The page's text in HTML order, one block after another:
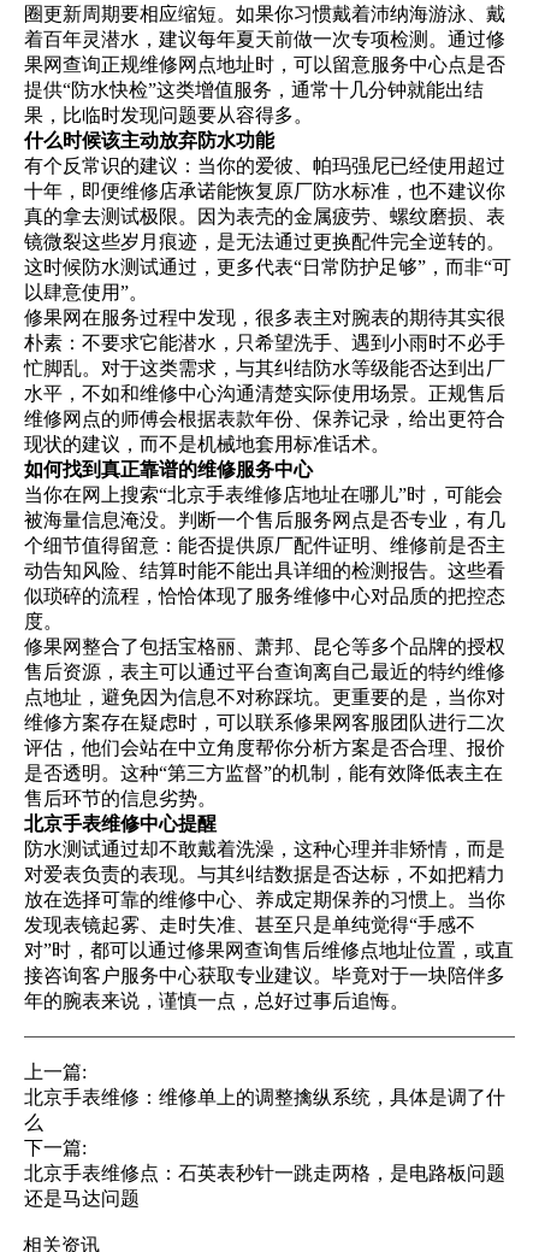
圈更新周期要相应缩短。如果你习惯戴着沛纳海游泳、戴
着百年灵潜水，建议每年夏天前做一次专项检测。通过修
果网查询正规维修网点地址时，可以留意服务中心点是否
提供“防水快检”这类增值服务，通常十几分钟就能出结
果，比临时发现问题要从容得多。
什么时候该主动放弃防水功能
有个反常识的建议：当你的爱彼、帕玛强尼已经使用超过
十年，即便维修店承诺能恢复原厂防水标准，也不建议你
真的拿去测试极限。因为表壳的金属疲劳、螺纹磨损、表
镜微裂这些岁月痕迹，是无法通过更换配件完全逆转的。
这时候防水测试通过，更多代表“日常防护足够”，而非“可
以肆意使用”。
修果网在服务过程中发现，很多表主对腕表的期待其实很
朴素：不要求它能潜水，只希望洗手、遇到小雨时不必手
忙脚乱。对于这类需求，与其纠结防水等级能否达到出厂
水平，不如和维修中心沟通清楚实际使用场景。正规售后
维修网点的师傅会根据表款年份、保养记录，给出更符合
现状的建议，而不是机械地套用标准话术。
如何找到真正靠谱的维修服务中心
当你在网上搜索“北京手表维修店地址在哪儿”时，可能会
被海量信息淹没。判断一个售后服务网点是否专业，有几
个细节值得留意：能否提供原厂配件证明、维修前是否主
动告知风险、结算时能不能出具详细的检测报告。这些看
似琐碎的流程，恰恰体现了服务维修中心对品质的把控态
度。
修果网整合了包括宝格丽、萧邦、昆仑等多个品牌的授权
售后资源，表主可以通过平台查询离自己最近的特约维修
点地址，避免因为信息不对称踩坑。更重要的是，当你对
维修方案存在疑虑时，可以联系修果网客服团队进行二次
评估，他们会站在中立角度帮你分析方案是否合理、报价
是否透明。这种“第三方监督”的机制，能有效降低表主在
售后环节的信息劣势。
北京手表维修中心提醒
防水测试通过却不敢戴着洗澡，这种心理并非矫情，而是
对爱表负责的表现。与其纠结数据是否达标，不如把精力
放在选择可靠的维修中心、养成定期保养的习惯上。当你
发现表镜起雾、走时失准、甚至只是单纯觉得“手感不
对”时，都可以通过修果网查询售后维修点地址位置，或直
接咨询客户服务中心获取专业建议。毕竟对于一块陪伴多
年的腕表来说，谨慎一点，总好过事后追悔。
上一篇:
北京手表维修：维修单上的调整擒纵系统，具体是调了什
么
下一篇:
北京手表维修点：石英表秒针一跳走两格，是电路板问题
还是马达问题
相关资讯